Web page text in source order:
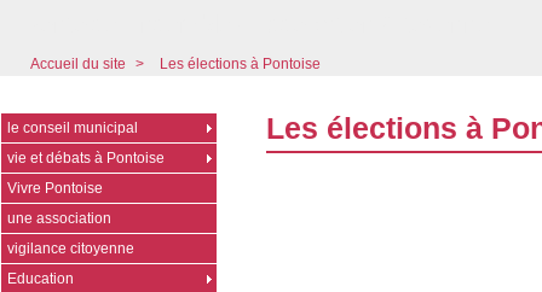
Accueil du site > Les élections à Pontoise
Les élections à
le conseil municipal
vie et débats à Pontoise
Vivre Pontoise
une association
vigilance citoyenne
Education